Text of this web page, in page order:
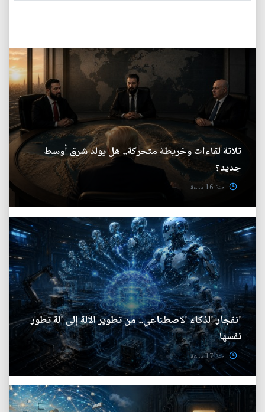
ثلاثة لقاءات وخريطة متحركة.. هل يولد شرق أوسط
جديد؟
منذ 16 ساعة
انفجار الذكاء الاصطناعي.. من تطوير الآلة إلى آلة تطور
نفسها
منذ 17 ساعة